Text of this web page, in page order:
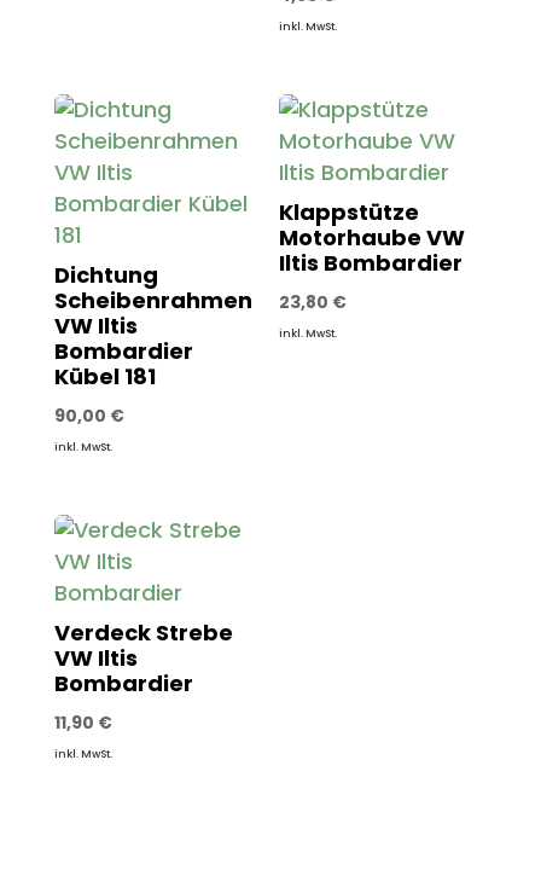
inkl. MwSt.
Dichtung
Scheibenrahmen
VW Iltis
Bombardier
Kübel 181
90,00 €
inkl. MwSt.
Klappstütze
Motorhaube VW
Iltis Bombardier
23,80 €
inkl. MwSt.
Verdeck Strebe
VW Iltis
Bombardier
11,90 €
inkl. MwSt.